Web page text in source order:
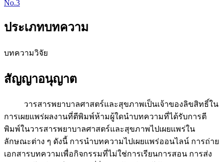
No.3
ประเภทบทความ
บทความวิจัย
สัญญาอนุญาต
วารสารพยาบาลศาสตร์และสุขภาพเป็นเจ้าของลิขสิทธิ์ใน
การเผยแพร่ผลงานที่ตีพิมพ์ห้ามผู้ใดนำบทความที่ได้รับการตี
พิมพ์ในวารสารพยาบาลศาสตร์และสุขภาพไปเผยแพร่ใน
ลักษณะต่าง ๆ ดังนี้ การนำบทความไปเผยแพร่ออนไลน์ การถ่าย
เอกสารบทความเพื่อกิจกรรมที่ไม่ใช่การเรียนการสอน การส่ง